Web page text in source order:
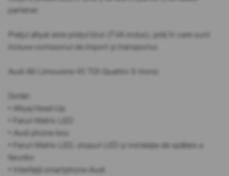
partener.
Prețul afișat este prețul brut (TVA inclus), preț în care sunt
incluse comisionul de import și transportul.
Audi A6 Limousine 45 TDI Quattro S-tronic
Dotări:
• Afișaj Head-Up
• Faruri Matrix LED
• Audi phone box
• Faruri Matrix LED, stopuri LED și instalație de spălare a
farurilor
• Interfață smartphone Audi